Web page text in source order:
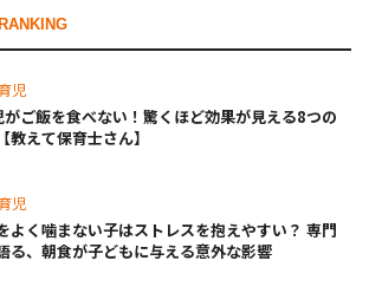
RANKING
児
がご飯を食べない！驚くほど効果が見える8つの
教えて保育士さん】
児
よく噛まない子はストレスを抱えやすい？ 専門
る、朝食が子どもに与える意外な影響